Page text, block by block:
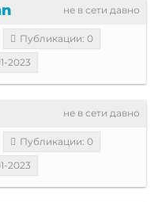
не в сети давно
Публикации: 0
2023
не в сети давно
Публикации: 0
2023